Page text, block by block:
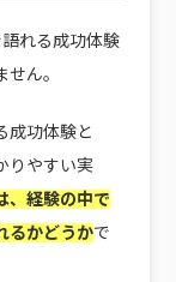
れる成功体験
ん。
成功体験と
りやすい実
、経験の中で
るかどうかで